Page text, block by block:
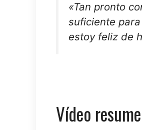
«Tan pronto
suficiente
estoy feliz de
Vídeo